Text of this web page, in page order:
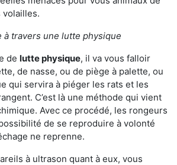
volailles.
à travers une lutte physique
de lutte physique, il va vous falloir
de nasse, ou de piège à palette, ou
qui servira à piéger les rats et les
C’est là une méthode qui vient
Avec ce procédé, les rongeurs
de se reproduire à volonté
ne reprenne.
à ultrason quant à eux, vous